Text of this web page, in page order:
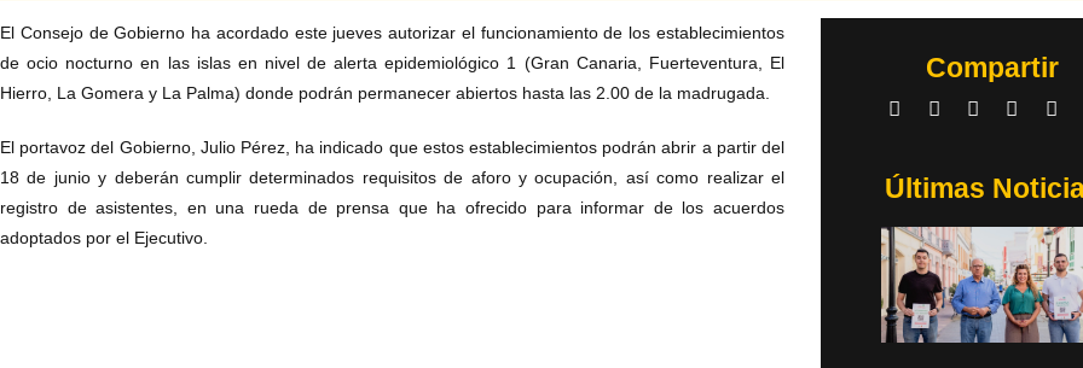
El Consejo de Gobierno ha acordado este jueves autorizar el funcionamiento de los establecimientos
de ocio nocturno en las islas en nivel de alerta epidemiológico 1 (Gran Canaria, Fuerteventura, El
Hierro, La Gomera y La Palma) donde podrán permanecer abiertos hasta las 2.00 de la madrugada.
El portavoz del Gobierno, Julio Pérez, ha indicado que estos establecimientos podrán abrir a partir del
18 de junio y deberán cumplir determinados requisitos de aforo y ocupación, así como realizar el
registro de asistentes, en una rueda de prensa que ha ofrecido para informar de los acuerdos
adoptados por el Ejecutivo.
Compartir
Últimas